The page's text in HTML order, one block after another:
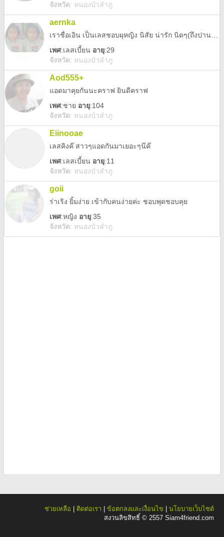
จังหวัด: หนองบัวลำภู
aernka
เพศ:เลสเบี้ยน อายุ:29
จังหวัด: หนองบัวลำภู
Aod555+
แอดมาคุยกันนะคราฟ ยินดีคราฟ
เพศ:ชาย อายุ:104
จังหวัด: หนองบัวลำภู
Eiinooae
เลสคิงค๊ สาวๆแอดกันมาเยอะๆน๊ค๊
เพศ:เลสเบี้ยน อายุ:11
จังหวัด: หนองบัวลำภู
goii
ร่าเริง ยิ้มง่าย เข้ากับคนง่ายค่ะ ชอบพุดชอบคุย
เพศ:หญิง อายุ:35
จังหวัด: หนองบัวลำภู
ช่วยเหลือ ติดต่อเรา ข้อตกลงและเงื่อนไข
นโยบายเว็บไซต์
สงวนลิขสิทธิ์ © 2557 Siam4friend.com